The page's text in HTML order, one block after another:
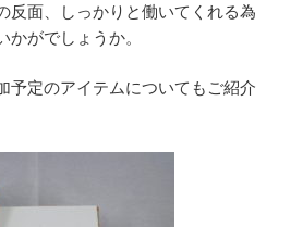
反面、しっかりと働いてくれる為
かがでしょうか。
予定のアイテムについてもご紹介